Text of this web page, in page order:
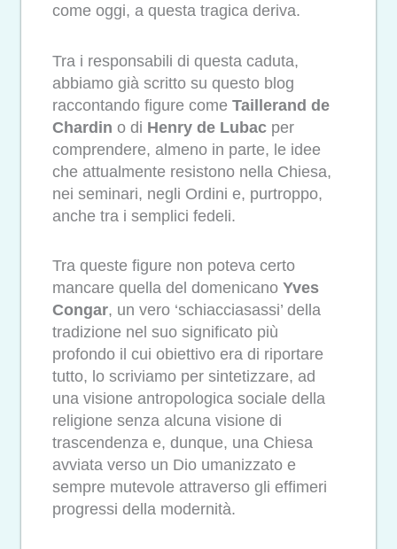
come oggi, a questa tragica deriva.
Tra i responsabili di questa caduta,
abbiamo già scritto su questo blog
raccontando figure come Taillerand de
Chardin o di Henry de Lubac per
comprendere, almeno in parte, le idee
che attualmente resistono nella Chiesa,
nei seminari, negli Ordini e, purtroppo,
anche tra i semplici fedeli.
Tra queste figure non poteva certo
mancare quella del domenicano Yves
Congar, un vero ‘schiacciasassi’ della
tradizione nel suo significato più
profondo il cui obiettivo era di riportare
tutto, lo scriviamo per sintetizzare, ad
una visione antropologica sociale della
religione senza alcuna visione di
trascendenza e, dunque, una Chiesa
avviata verso un Dio umanizzato e
sempre mutevole attraverso gli effimeri
progressi della modernità.